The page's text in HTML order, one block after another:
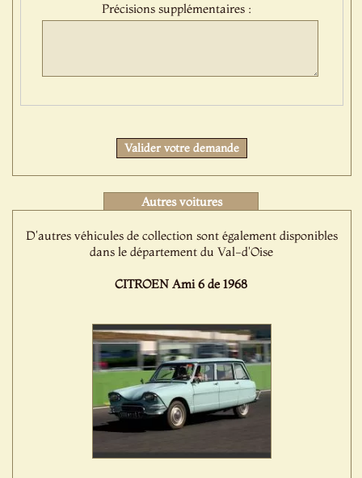
Précisions supplémentaires :
Valider votre demande
Autres voitures
D'autres véhicules de collection sont également disponibles
dans le département du Val-d'Oise
CITROEN Ami 6 de 1968